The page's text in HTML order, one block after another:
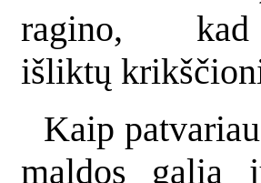
ragino,
išliktų
Kaip
maldos galia